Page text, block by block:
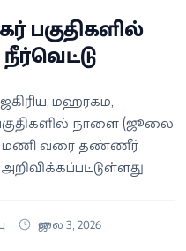
பகுதிகளில்
மஹரகம,
நாளை (ஜூலை
9 மணி வரை தண்ணீர்
ஜுலை 3, 2026